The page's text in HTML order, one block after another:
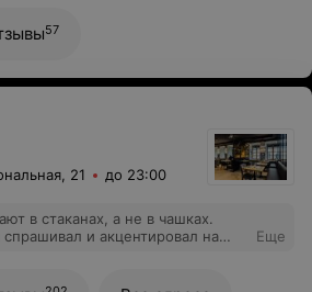
мне понравилась сама
к животным. В условиях
сложно этому научить! Успехов
кафе.
57
21 до 23:00
в стаканах, а не в чашках.
и акцентировал на
Еще